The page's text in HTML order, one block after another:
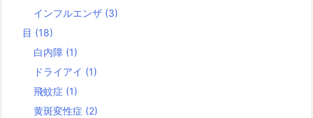
インフルエンザ (3)
目 (18)
白内障 (1)
ドライアイ (1)
飛蚊症 (1)
黄斑変性症 (2)